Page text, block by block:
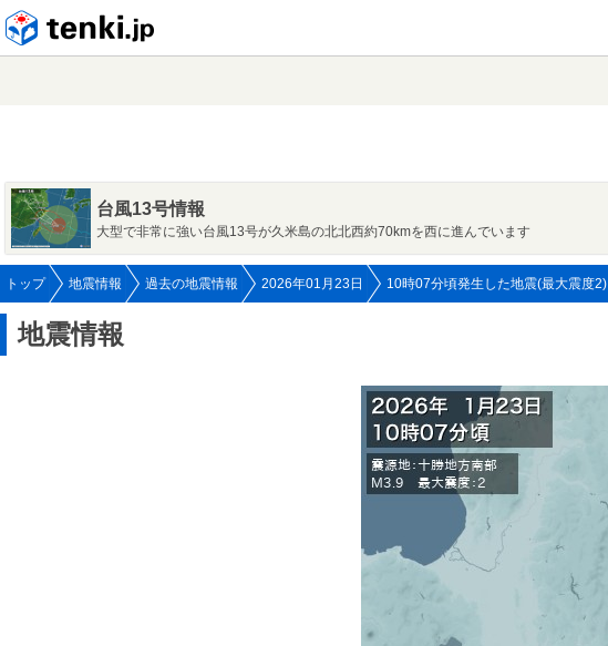
台風13号情報
大型で非常に強い台風13号が久米島の北北西約70kmを西に進んでいます
トップ 地震情報 過去の地震情報 2026年01月23日 10時07分頃発生した地震(最大震度2)
地震情報